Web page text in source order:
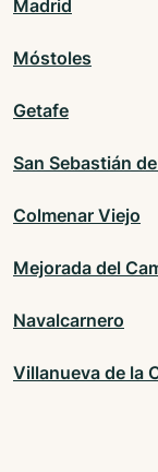
Madrid
Móstoles
Getafe
San Sebastián
Colmenar Viejo
Mejorada del
Navalcarnero
Villanueva de la